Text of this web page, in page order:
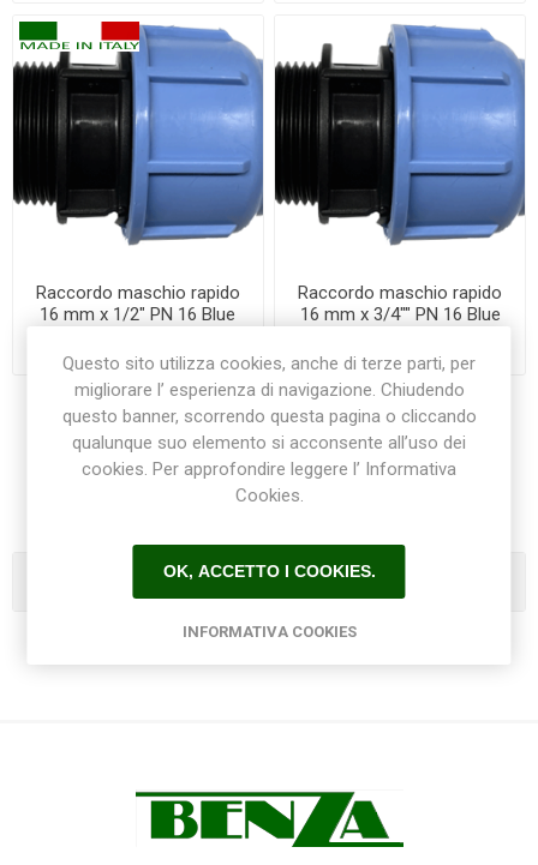
Raccordo maschio rapido
16 mm x 1/2" PN 16 Blue
€2,60
Raccordo maschio rapido
16 mm x 3/4"" PN 16 Blue
1 2 3 4
Questo sito utilizza cookies, anche di terze parti, per
migliorare l’ esperienza di navigazione. Chiudendo
questo banner, scorrendo questa pagina o cliccando
qualunque suo elemento si acconsente all’uso dei
cookies. Per approfondire leggere l’ Informativa
Cookies.
OK, ACCETTO I COOKIES.
INFORMATIVA COOKIES